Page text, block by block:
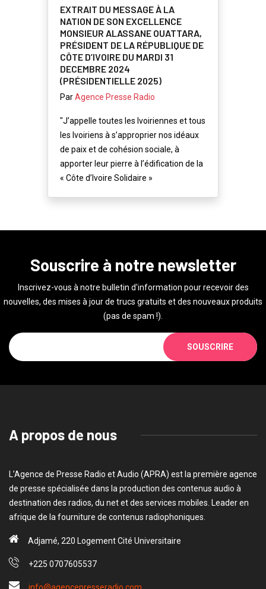
EXTRAIT DU MESSAGE À LA
NATION DE SON EXCELLENCE
MONSIEUR ALASSANE OUATTARA,
PRÉSIDENT DE LA RÉPUBLIQUE DE
CÔTE D’IVOIRE DU MARDI 31
DECEMBRE 2024
(PRÉSIDENTIELLE 2025)
ParAgence Presse Radio
"J’appelle toutes les Ivoiriennes et tous
les Ivoiriens à s’approprier nos idéaux
de paix et de cohésion sociale, à
apporter leur pierre à l’édification de la
« Côte d’Ivoire Solidaire »
Souscrire à notre newsletter
Inscrivez-vous à notre bulletin d'information pour recevoir des
nouvelles, des mises à jour de trucs gratuits et des nouveaux produits
(pas de spam !).
SOUSCRIRE
A propos de nous
L’Agence de Presse Radio et Audio (APRA) est la première agence
de presse spécialisée dans la production des contenus audio à
destination des radios, du net et des services mobiles. Leader en
afrique de la fourniture de contenus radiophoniques.
Adjamé, 220 Logement Cité Universitaire
+225 0707605537